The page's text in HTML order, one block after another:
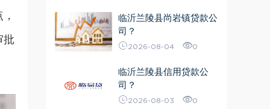
批
临沂兰陵县尚岩镇贷款公
司？
2026-08-04 0
临沂兰陵县信用贷款公
司？
2026-08-03 0